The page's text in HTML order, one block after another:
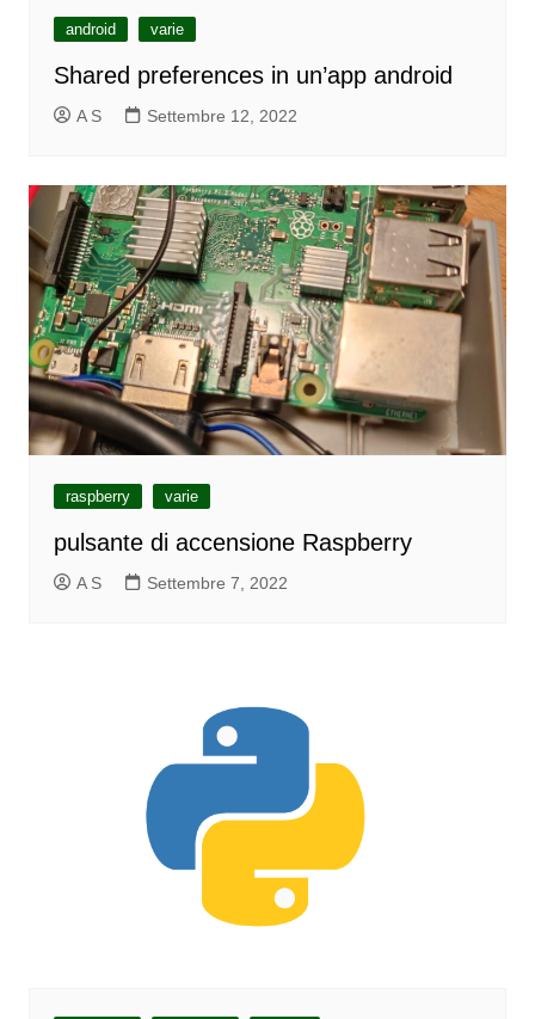
android varie
Shared preferences in un’app android
A S Settembre 12, 2022
raspberry varie
pulsante di accensione Raspberry
A S Settembre 7, 2022